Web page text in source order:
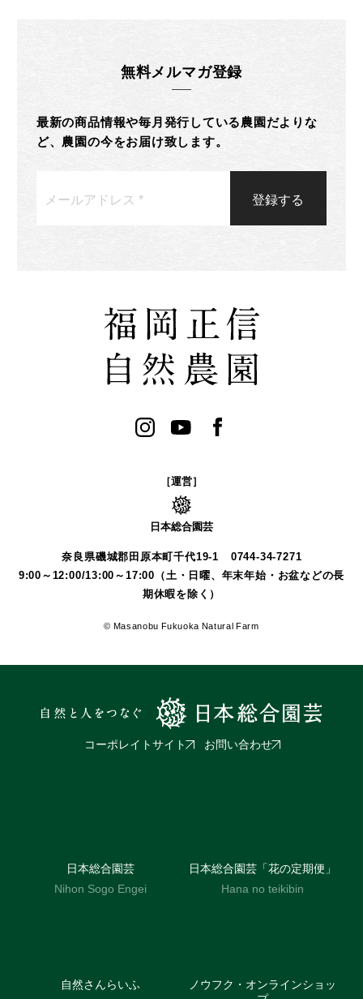
無料メルマガ登録
最新の商品情報や毎月発行している農園だよりな
ど、農園の今をお届け致します。
［運営］
日本総合園芸
奈良県磯城郡田原本町千代19-1
0744-34-7271
9:00～12:00/13:00～17:00（土・日曜、年末年始・お盆などの長
期休暇を除く）
© Masanobu Fukuoka Natural Farm
コーポレイトサイト お問い合わせ
日本総合園芸
Nihon Sogo Engei
日本総合園芸「花の定期便」
Hana no teikibin
自然さんらいふ
ノウフク・オンラインショッ